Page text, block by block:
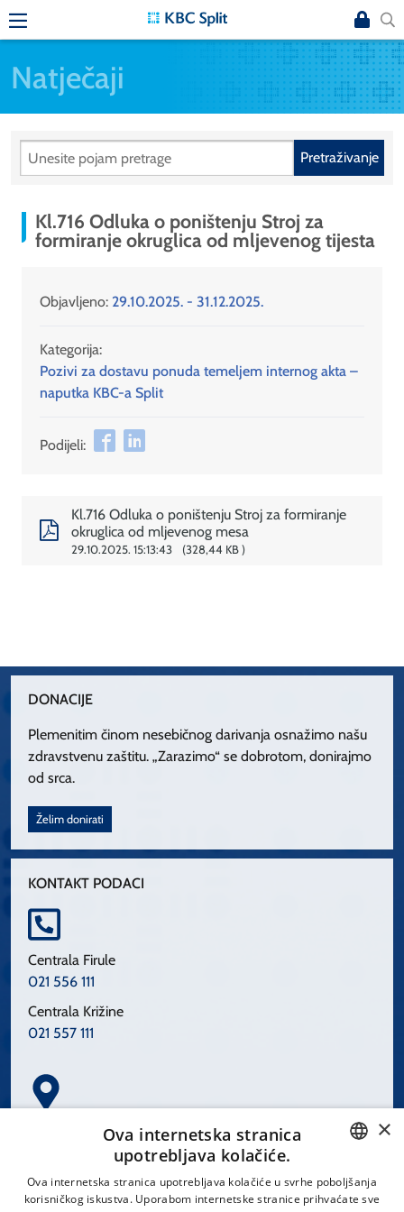
Natječaji
Pretraživanje
Kl.716 Odluka o poništenju Stroj za
formiranje okruglica od mljevenog tijesta
Objavljeno: 29.10.2025. - 31.12.2025.
Kategorija:
Pozivi za dostavu ponuda temeljem internog akta –
naputka KBC-a Split
Podijeli:
Kl.716 Odluka o poništenju Stroj za formiranje
okruglica od mljevenog mesa
29.10.2025. 15:13:43 328,44 KB
DONACIJE
Plemenitim činom nesebičnog darivanja osnažimo našu
zdravstvenu zaštitu. „Zarazimo“ se dobrotom, donirajmo
od srca.
Želim donirati
KONTAKT PODACI
Centrala Firule
021 556 111
Centrala Križine
021 557 111
Spinčićeva 1, 21000 Split
CROATIAN
×
Ova internetska stranica
upotrebljava kolačiće.
Ova internetska stranica upotrebljava kolačiće u svrhe poboljšanja
korisničkog iskustva. Uporabom internetske stranice prihvaćate sve